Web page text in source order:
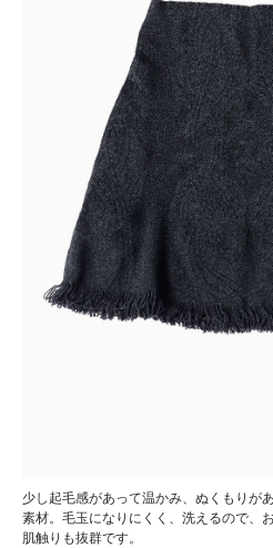
少し起毛感があって温かみ、ぬくもりが
素材。毛玉になりにくく、洗えるので、
肌触りも抜群です。